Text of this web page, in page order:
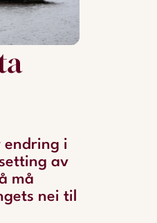
endring i
av
må
nei til